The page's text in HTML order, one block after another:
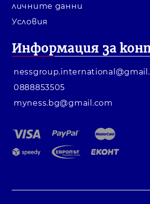
личните данни
Условия
Информация за
0888853505
myness.bg@gmail.com